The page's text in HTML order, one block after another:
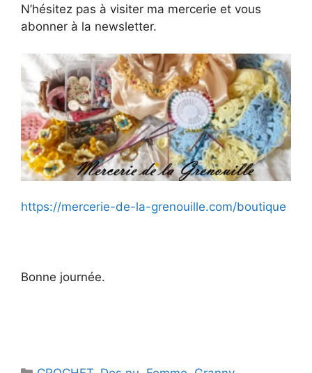
V
i
d
e
o
N’hésitez pas à visiter ma mercerie et vous
abonner à la newsletter.
https://mercerie-de-la-grenouille.com/boutique
Bonne journée.
Catégories